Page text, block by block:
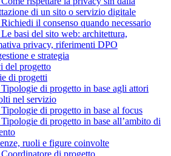
di un sito o servizio digitale
il consenso quando necessario
basi del sito web: architettura,
privacy, riferimenti DPO
e strategia
del progetto
di progetti
di progetto in base agli attori
nel servizio
di progetto in base al focus
di progetto in base all’ambito di
ruoli e figure coinvolte
di progetto